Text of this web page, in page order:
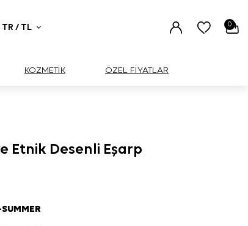
TR / TL 0
KOZMETİK ÖZEL FİYATLAR
Etnik Desenli Eşarp